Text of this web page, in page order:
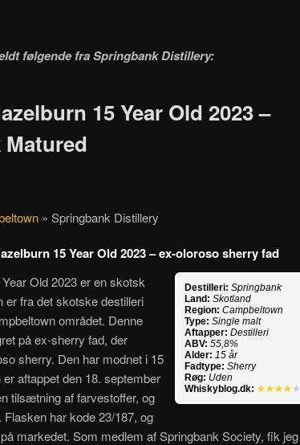
følgende fraSpringbank Distillery:
15 Year Old 2023 –
» Springbank Distillery
15 Year Old 2023 – ex-oloroso sherry fad
Destilleri: Springbank
Land: Skotland
Region: Campbeltown
Type: Single malt
Aftapper: Destilleri
ABV: 55,8%
Alder: 15 år
Fadtype: Sherry
Røg: Uden
Whiskyblog.dk: ★★★★ ★
Old 2023 er en skotsk
er fra det skotske destilleri
området. Denne
på ex-sherry fad, der
sherry. Den har modnet i 15
aftappet den 18. september
tilsætning af farvestoffer, og
har kode 23/187, og
markedet. Som medlem af Springbank Society, fik jeg